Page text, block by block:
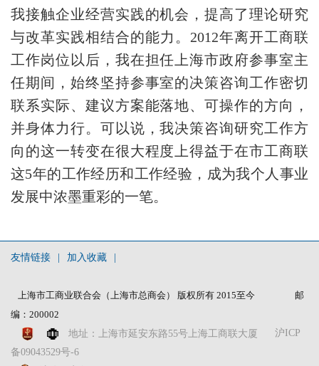
我接触企业经营实践的机会，提高了理论研究
与改革实践相结合的能力。2012年离开工商联
工作岗位以后，我在担任上海市政府参事室主
任期间，始终坚持参事室的决策咨询工作密切
联系实际、建议方案能落地、可操作的方向，
并身体力行。可以说，我决策咨询研究工作方
向的这一转变在很大程度上得益于在市工商联
这5年的工作经历和工作经验，成为我个人事业
发展中浓墨重彩的一笔。
友情链接 加入收藏
上海市工商业联合会（上海市总商会） 版权所有 2015至今
邮
编：200002
地址：上海市延安东路55号上海工商联大厦
沪ICP
备09043529号-6